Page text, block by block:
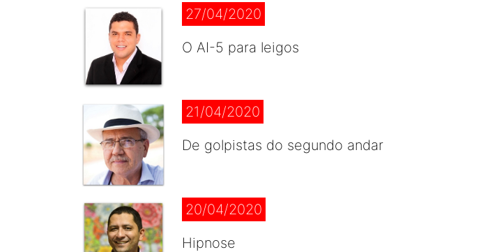
27/04/2020
O AI-5 para leigos
21/04/2020
De golpistas do segundo andar
20/04/2020
Hipnose